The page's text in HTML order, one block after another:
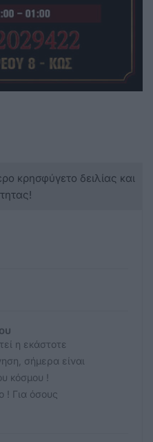
κρησφύγετο δειλίας και
η εκάστοτε
σήμερα είναι
κόσμου !
! Για όσους